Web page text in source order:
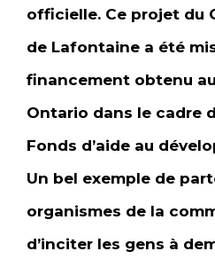
officielle. Ce projet du
de Lafontaine a été
financement obtenu
Ontario dans le cadre
Fonds d’aide au
Un bel exemple de
organismes de la
d’inciter les gens à